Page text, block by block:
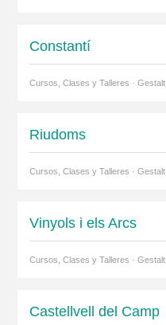
Constantí
Cursos, Clases y Talleres · Gestalt
Riudoms
Cursos, Clases y Talleres · Gestalt
Vinyols i els Arcs
Cursos, Clases y Talleres · Gestalt
Castellvell del Camp